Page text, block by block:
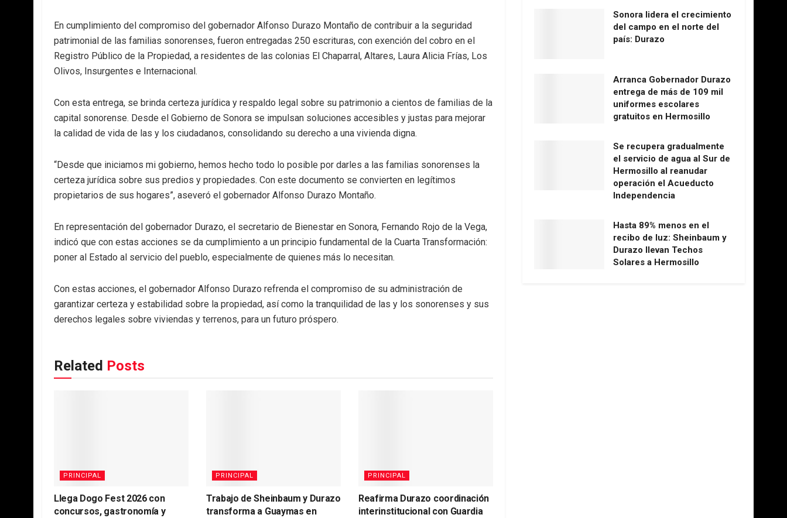
En cumplimiento del compromiso del gobernador Alfonso Durazo Montaño de contribuir a la seguridad
patrimonial de las familias sonorenses, fueron entregadas 250 escrituras, con exención del cobro en el
Registro Público de la Propiedad, a residentes de las colonias El Chaparral, Altares, Laura Alicia Frías, Los
Olivos, Insurgentes e Internacional.
Con esta entrega, se brinda certeza jurídica y respaldo legal sobre su patrimonio a cientos de familias de la
capital sonorense. Desde el Gobierno de Sonora se impulsan soluciones accesibles y justas para mejorar
la calidad de vida de las y los ciudadanos, consolidando su derecho a una vivienda digna.
“Desde que iniciamos mi gobierno, hemos hecho todo lo posible por darles a las familias sonorenses la
certeza jurídica sobre sus predios y propiedades. Con este documento se convierten en legítimos
propietarios de sus hogares”, aseveró el gobernador Alfonso Durazo Montaño.
En representación del gobernador Durazo, el secretario de Bienestar en Sonora, Fernando Rojo de la Vega,
indicó que con estas acciones se da cumplimiento a un principio fundamental de la Cuarta Transformación:
poner al Estado al servicio del pueblo, especialmente de quienes más lo necesitan.
Con estas acciones, el gobernador Alfonso Durazo refrenda el compromiso de su administración de
garantizar certeza y estabilidad sobre la propiedad, así como la tranquilidad de las y los sonorenses y sus
derechos legales sobre viviendas y terrenos, para un futuro próspero.
Related Posts
PRINCIPAL
Llega Dogo Fest 2026 con
concursos, gastronomía y
PRINCIPAL
Trabajo de Sheinbaum y Durazo
transforma a Guaymas en
PRINCIPAL
Reafirma Durazo coordinación
interinstitucional con Guardia
Sonora lidera el crecimiento
del campo en el norte del
país: Durazo
Arranca Gobernador Durazo
entrega de más de 109 mil
uniformes escolares
gratuitos en Hermosillo
Se recupera gradualmente
el servicio de agua al Sur de
Hermosillo al reanudar
operación el Acueducto
Independencia
Hasta 89% menos en el
recibo de luz: Sheinbaum y
Durazo llevan Techos
Solares a Hermosillo